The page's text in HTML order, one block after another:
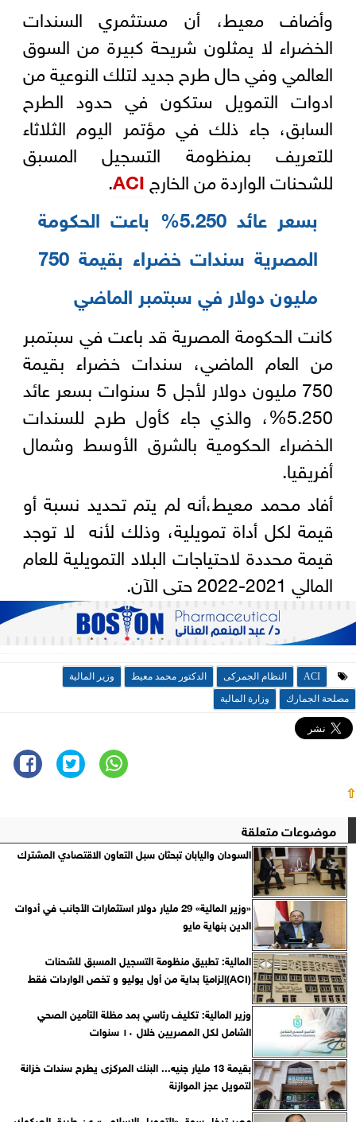
وأضاف معيط، أن مستثمري السندات
الخضراء لا يمثلون شريحة كبيرة من السوق
العالمي وفي حال طرح جديد لتلك النوعية من
ادوات التمويل ستكون في حدود الطرح
السابق، جاء ذلك في مؤتمر اليوم الثلاثاء
للتعريف بمنظومة التسجيل المسبق
للشحنات الواردة من الخارجACI
.
بسعر عائد 5.250% باعت الحكومة
المصرية سندات خضراء بقيمة 750
مليون دولار في سبتمبر الماضي
كانت الحكومة المصرية قد باعت في سبتمبر
من العام الماضي، سندات خضراء بقيمة
750 مليون دولار لأجل 5 سنوات بسعر عائد
5.250%، والذي جاء كأول طرح للسندات
الخضراء الحكومية بالشرق الأوسط وشمال
أفريقيا.
أفاد محمد معيط،أنه لم يتم تحديد نسبة أو
قيمة لكل أداة تمويلية، وذلك لأنه لا توجد
قيمة محددة لاحتياجات البلاد التمويلية للعام
المالي 2021-2022 حتى الآن.
ACI النظام الجمركى الدكتور محمد معيط
وزير المالية
مصلحة الجمارك
وزارة المالية
⇧
موضوعات متعلقة
السودان واليابان تبحثان سبل التعاون الاقتصادي المشترك
«وزير المالية» 29 مليار دولار استثمارات الأجانب في أدوات
الدين بنهاية مايو
المالية: تطبيق منظومة التسجيل المسبق للشحنات
(ACI)إلزاميًا بداية من أول يوليو و تخص الواردات فقط
وزير المالية: تكليف رئاسي بمد مظلة التأمين الصحي
الشامل لكل المصريين خلال ١٠ سنوات
بقيمة 13 مليار جنيه... البنك المركزى يطرح سندات خزانة
لتمويل عجز الموازنة